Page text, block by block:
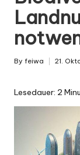
Posted
By feiwa 21.
Lesedauer: 2